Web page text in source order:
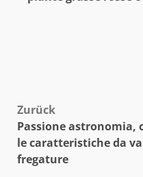
Zurück
Passione astronomia,
le caratteristiche da
fregature